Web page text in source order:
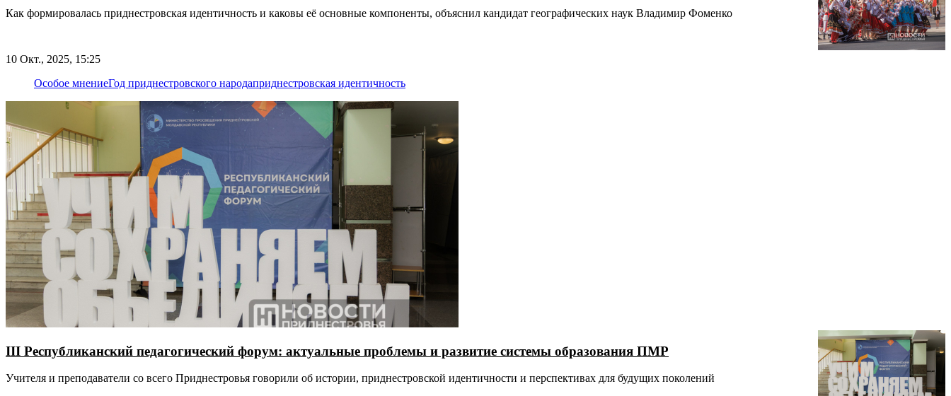
Как формировалась приднестровская идентичность и каковы её основные компоненты, объяснил кандидат географических наук Владимир Фоменко
10 Окт., 2025, 15:25
Особое мнениеГод приднестровского народаприднестровская идентичность
III Республиканский педагогический форум: актуальные проблемы и развитие системы образования ПМР
Учителя и преподаватели со всего Приднестровья говорили об истории, приднестровской идентичности и перспективах для будущих поколений